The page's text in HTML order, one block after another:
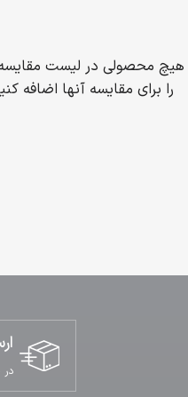
هیچ محصولی در لیست
را برای مقایسه آنها اضافه